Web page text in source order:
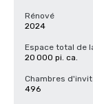
Rénové
2024
Espace total de
20 000 pi. ca.
Chambres
496